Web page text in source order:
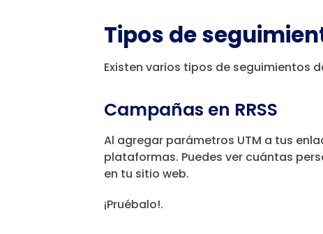
Tipos de
Existen varios tipos de seguimientos
Campañas en RRSS
Al agregar parámetros UTM a tus
plataformas. Puedes ver cuántas
en tu sitio web.
¡Pruébalo!.